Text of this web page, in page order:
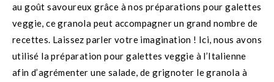
au goût savoureux grâce à nos préparations pour galettes
veggie, ce granola peut accompagner un grand nombre de
recettes. Laissez parler votre imagination ! Ici, nous avons
utilisé la préparation pour galettes veggie à l’Italienne
afin d’agrémenter une salade, de grignoter le granola à